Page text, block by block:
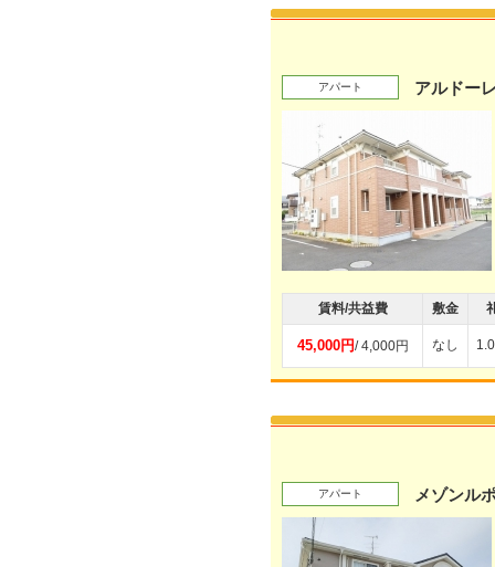
アパート アルドー
賃料/共益費 敷金
45,000円/ 4,000円 なし
アパート メゾンル